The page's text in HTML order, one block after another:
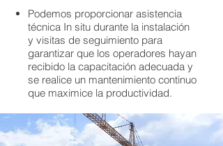
Podemos proporcionar asistencia
técnica In situ durante la instalación
y visitas de seguimiento para
garantizar que los operadores hayan
recibido la capacitación adecuada y
se realice un mantenimiento continuo
que maximice la productividad.